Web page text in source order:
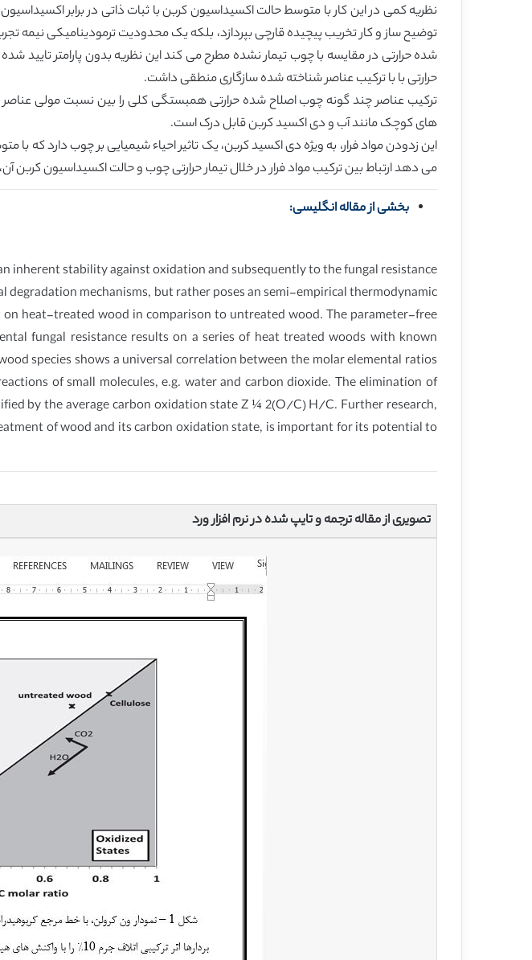
نظریه کمی در این کار با متوسط حالت اکسیداسیون کربن با ثبات ذاتی در برابر
شده حرارتی در مقایسه با چوب تیمار نشده مطرح می کند این نظریه بدون پارامتر تایید
حرارتی با با ترکیب عناصر شناخته شده سازگاری منطقی داشت.
های کوچک مانند آب و دی اکسید کربن قابل درک است.
می دهد ارتباط بین ترکیب مواد فرار در خلال تیمار حرارتی چوب و حالت اکسیداسیون کربن
بخشی از مقاله انگلیسی:
stability against oxidation and subsequently to the fungal resistance
mechanisms, but rather poses an semi-empirical thermodynamic
heat-treated wood in comparison to untreated wood. The parameter-free
fungal resistance results on a series of heat treated woods with known
species shows a universal correlation between the molar elemental ratios
of small molecules, e.g. water and carbon dioxide. The elimination of
by the average carbon oxidation state Z ¼ 2(O/C) H/C. Further research,
of wood and its carbon oxidation state, is important for its potential to
تصویری از مقاله ترجمه و تایپ شده در نرم افزار ورد